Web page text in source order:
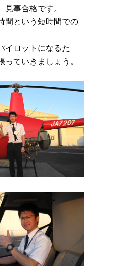
見事合格です。
間という短時間での
イロットになるた
っていきましょう。